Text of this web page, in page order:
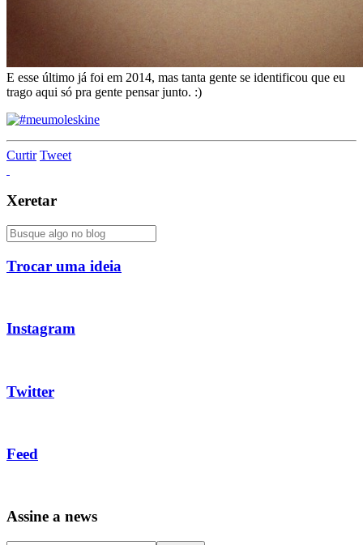
E esse último já foi em 2014, mas tanta gente se identificou que eu
trago aqui só pra gente pensar junto. :)
Curtir Tweet
Xeretar
Trocar uma ideia
Instagram
Twitter
Feed
Assine a news